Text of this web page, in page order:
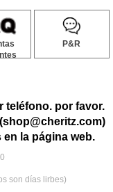
P&R
teléfono. por favor.
la página web.
son días lirbes)